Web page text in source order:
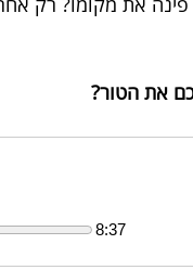
את הטור?
8:37